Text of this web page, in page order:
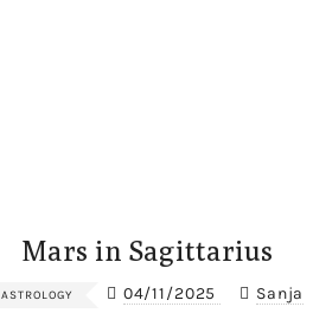
Mars in Sagittarius
ASTROLOGY 04/11/2025
Sanja